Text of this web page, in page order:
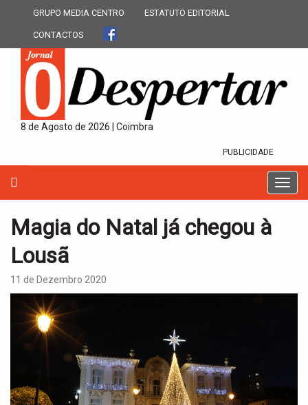
GRUPO MEDIA CENTRO ESTATUTO EDITORIAL
CONTACTOS
8 de Agosto de 2026 | Coimbra
PUBLICIDADE
T
o
Magia do Natal já chegou à
Lousã
11 de Dezembro 2020